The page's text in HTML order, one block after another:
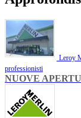
Leroy
professionisti
NUOVE